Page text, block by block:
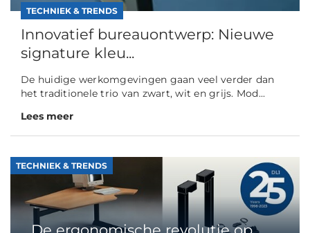
TECHNIEK & TRENDS
Innovatief bureauontwerp: Nieuwe
signature kleu...
De huidige werkomgevingen gaan veel verder dan
het traditionele trio van zwart, wit en grijs. Mod...
Lees meer
TECHNIEK & TRENDS